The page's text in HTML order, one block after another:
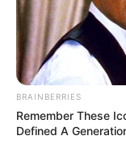
ACTIVAR
BRAINBERRIES
Remember These
Defined A